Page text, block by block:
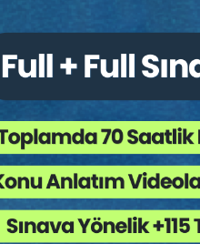
"diğer tarafın hilesiyle
ve 31. maddesinde hilenin
dayalı bir davanın
gereklidir. YHGK'nın
bir kimseyi irade
olan hatalı bir kanıyı koruma
varlığı halinde aldatılan taraf,
iptal hakkının kullanılması da
yöneltilecek bir irade
okuma yazma bilmemesinden
yanıltılan iradesinin fesada